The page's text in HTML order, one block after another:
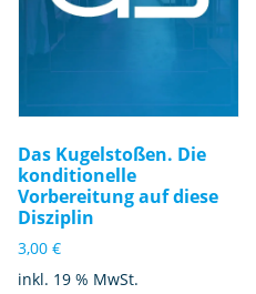
Das Kugelstoßen. Die
konditionelle
Vorbereitung auf diese
Disziplin
3,00 €
inkl. 19 % MwSt.